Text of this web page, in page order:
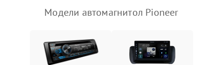
Модели автомагнитол Pioneer